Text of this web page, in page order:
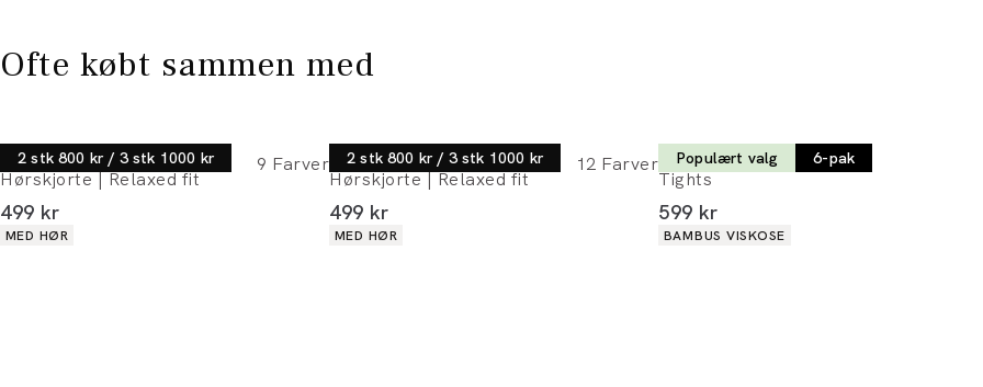
Ofte købt sammen med
2 stk 800 kr / 3 stk 1000 kr
Lindbergh
Hørskjorte | Relaxed fit
9 Farver
I alt (inkl. rabat)
499 kr
Produkt egenskaber
MED HØR
2 stk 800 kr / 3 stk 1000 kr
Lindbergh
Hørskjorte | Relaxed fit
12 Farver
I alt (inkl. rabat)
499 kr
Produkt egenskaber
MED HØR
Populært valg 6-pak
Lindbergh | 6-pak
Tights
I alt (inkl. rabat)
599 kr
Produkt egenskaber
BAMBUS VISKOSE